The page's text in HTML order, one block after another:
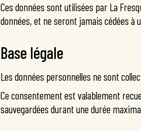
Ces données sont utilisées par La
données, et ne seront jamais cédées à
Base légale
Les données personnelles ne sont
Ce consentement est valablement
sauvegardées durant une durée